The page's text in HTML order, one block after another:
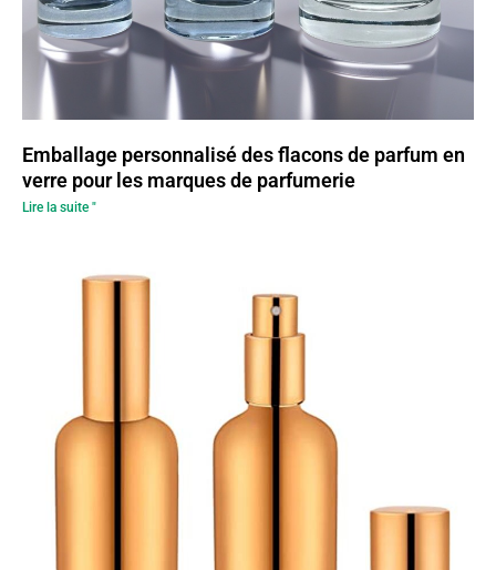
Emballage personnalisé des flacons de parfum en
verre pour les marques de parfumerie
Lire la suite "